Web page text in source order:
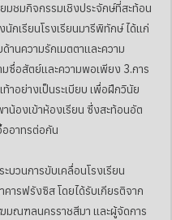
มชมกิจกรรมเชิงประจักษ์ที่สะท้อน
กเรียนโรงเรียนมารีพิทักษ์ ได้แก่
านความรักเมตตาและความ
ซื่อสัตย์และความพอเพียง 3.การ
าอย่างเป็นระเบียบ เพื่อฝึกวินัย
น้องเข้าห้องเรียน ซึ่งสะท้อนอัต
อาทรต่อกัน
บวนการขับเคลื่อนโรงเรียน
รฟรังซิส โดยได้รับเกียรติจาก
มณฑลนครราชสีมา และผู้จัดการ